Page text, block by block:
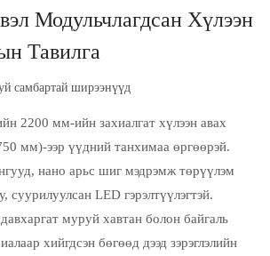
Модульчлагдсан Хүлээн
Тавилга
самбартай ширээнүүд
2200 мм-ийн захиалгат хүлээн авах
мм)-ээр үүдний танхимаа өргөөрэй.
нано арьс шиг мэдрэмж төрүүлэм
суурилуулсан LED гэрэлтүүлэгтэй.
муруй хавтан болон байгаль
хийгдсэн бөгөөд дээд зэрэглэлийн